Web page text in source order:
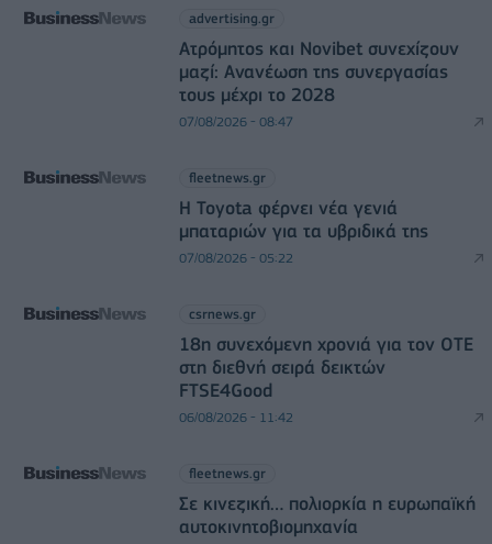
advertising.gr
Ατρόμητος και Novibet συνεχίζουν
μαζί: Ανανέωση της συνεργασίας
τους μέχρι το 2028
07/08/2026 - 08:47
fleetnews.gr
Η Toyota φέρνει νέα γενιά
μπαταριών για τα υβριδικά της
07/08/2026 - 05:22
csrnews.gr
18η συνεχόμενη χρονιά για τον ΟΤΕ
στη διεθνή σειρά δεικτών
FTSE4Good
06/08/2026 - 11:42
fleetnews.gr
Σε κινεζική… πολιορκία η ευρωπαϊκή
αυτοκινητοβιομηχανία